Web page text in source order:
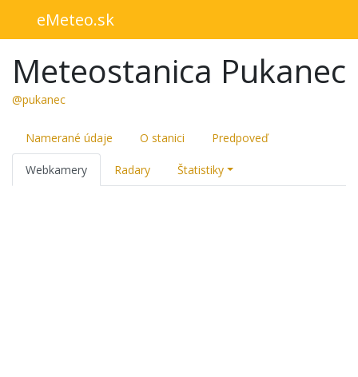
eMeteo.sk
Meteostanica Pukanec
@pukanec
Namerané údaje O stanici Predpoveď
Webkamery Radary Štatistiky